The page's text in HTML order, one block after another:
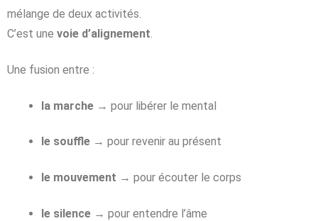
mélange de deux activités.
C’est une voie d’alignement.
Une fusion entre :
la marche → pour libérer le mental
le souffle → pour revenir au présent
le mouvement → pour écouter le corps
le silence → pour entendre l’âme